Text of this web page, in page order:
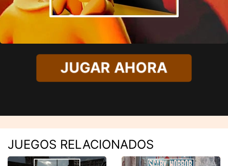
JUGAR AHORA
JUEGOS RELACIONADOS